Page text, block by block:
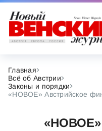
Главная
Всё об Австрии
Законы и порядки
«НОВОЕ» Австрийское
«НОВОЕ»